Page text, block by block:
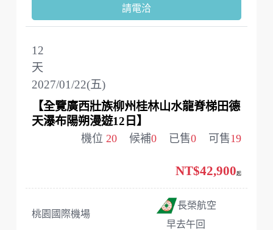
請電洽
2027/01/22(五)
12
天
【全覽廣西壯族柳州桂林山水龍脊梯田德
天瀑布陽朔漫遊12日】
機位 20 候補0 已售0 可售19
桃園國際機場
長榮航空
早去午回
NT$42,900起